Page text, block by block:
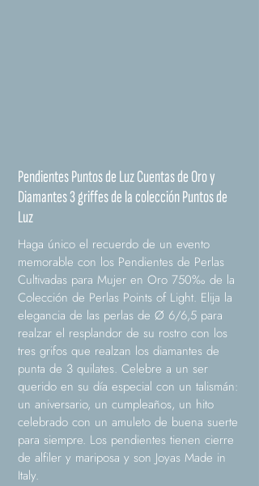
Pendientes Puntos de Luz Cuentas de Oro y
Diamantes 3 griffes de la colección Puntos de
Luz
Haga único el recuerdo de un evento
memorable con los Pendientes de Perlas
Cultivadas para Mujer en Oro 750‰ de la
Colección de Perlas Points of Light. Elija la
elegancia de las perlas de Ø 6/6,5 para
realzar el resplandor de su rostro con los
tres grifos que realzan los diamantes de
punta de 3 quilates. Celebre a un ser
querido en su día especial con un talismán:
un aniversario, un cumpleaños, un hito
celebrado con un amuleto de buena suerte
para siempre. Los pendientes tienen cierre
de alfiler y mariposa y son Joyas Made in
Italy.